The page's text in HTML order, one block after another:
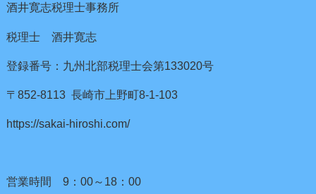
酒井寛志税理士事務所
税理士 酒井寛志
登録番号：九州北部税理士会第133020号
〒852-8113 長崎市上野町8-1-103
https://sakai-hiroshi.com/
営業時間 9：00～18：00